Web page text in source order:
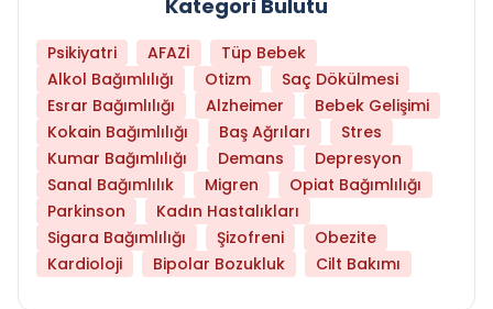
Kategori Bulutu
Psikiyatri AFAZİ
Tüp Bebek
Alkol Bağımlılığı
Otizm
Saç Dökülmesi
Esrar Bağımlılığı
Alzheimer
Bebek Gelişimi
Kokain Bağımlılığı
Baş Ağrıları
Stres
Kumar Bağımlılığı
Demans
Depresyon
Sanal Bağımlılık
Migren
Opiat Bağımlılığı
Parkinson
Kadın Hastalıkları
Sigara Bağımlılığı
Şizofreni
Obezite
Kardioloji
Bipolar Bozukluk Cilt Bakımı